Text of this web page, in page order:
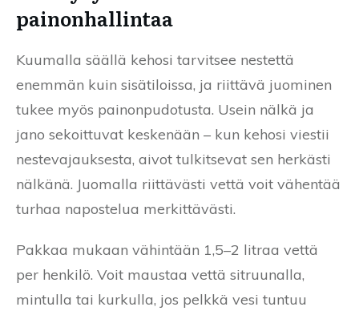
painonhallintaa
Kuumalla säällä kehosi tarvitsee nestettä
enemmän kuin sisätiloissa, ja riittävä juominen
tukee myös painonpudotusta. Usein nälkä ja
jano sekoittuvat keskenään – kun kehosi viestii
nestevajauksesta, aivot tulkitsevat sen herkästi
nälkänä. Juomalla riittävästi vettä voit vähentää
turhaa napostelua merkittävästi.
Pakkaa mukaan vähintään 1,5–2 litraa vettä
per henkilö. Voit maustaa vettä sitruunalla,
mintulla tai kurkulla, jos pelkkä vesi tuntuu